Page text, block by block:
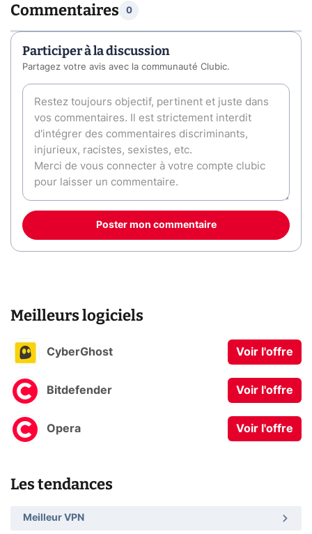
Commentaires 0
Participer à la discussion
Partagez votre avis avec la communauté Clubic.
Poster mon commentaire
Meilleurs logiciels
CyberGhost Voir l'offre
Bitdefender Voir l'offre
Opera Voir l'offre
Les tendances
Meilleur VPN